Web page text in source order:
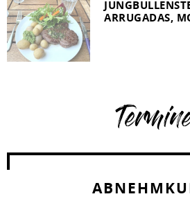
ARRUGADAS,